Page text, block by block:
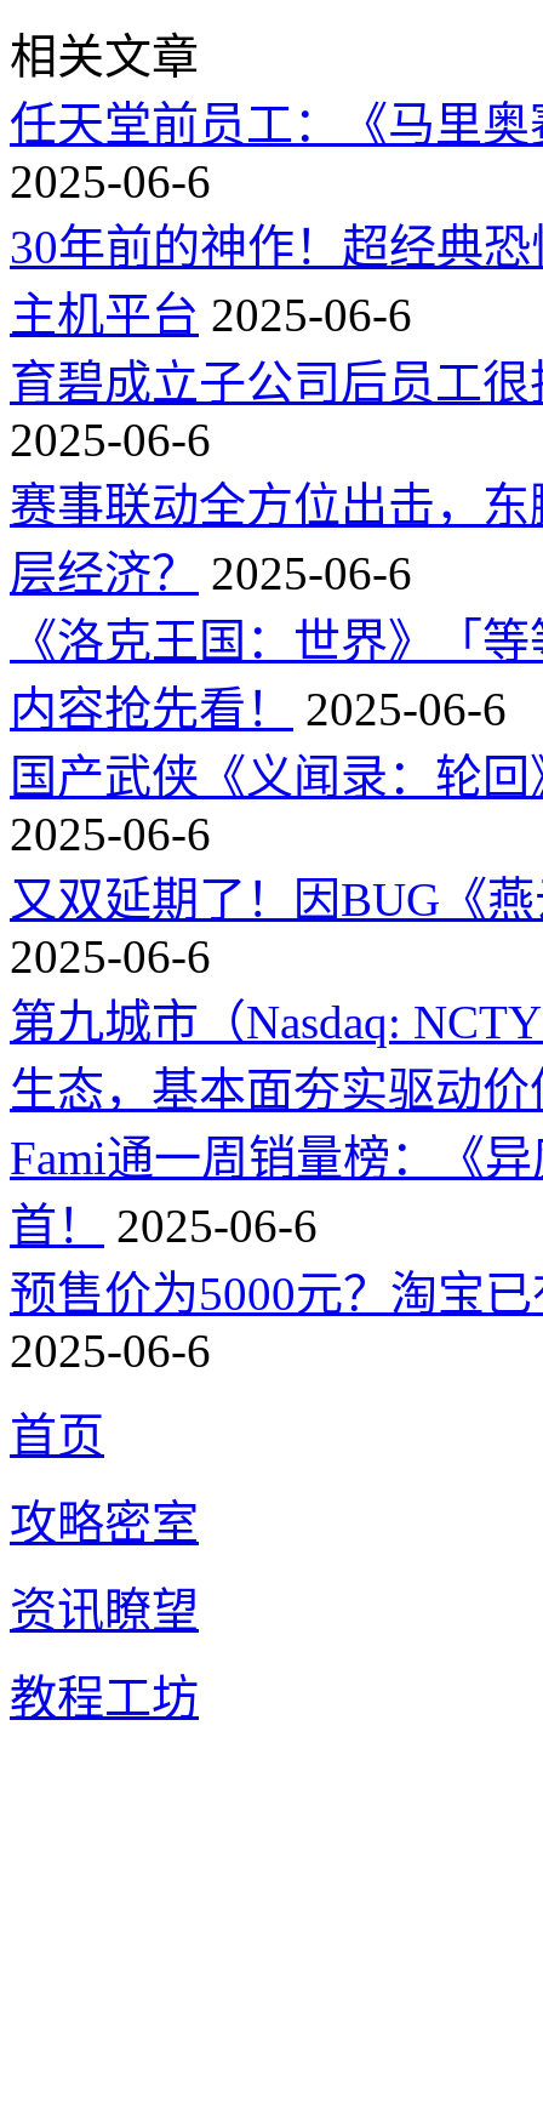
相关文章
任天堂前员工：《马里
2025-06-6
30年前的神作！超经典
主机平台 2025-06-6
育碧成立子公司后员工
2025-06-6
赛事联动全方位出击，
层经济？
2025-06-6
《洛克王国：世界》「
内容抢先看！
2025-06-6
国产武侠《义闻录：轮
2025-06-6
又双延期了！因BUG《
2025-06-6
第九城市（Nasdaq:
生态，基本面夯实驱动价
Fami通一周销量榜：《
首！
2025-06-6
预售价为5000元？淘宝
2025-06-6
首页
攻略密室
资讯瞭望
教程工坊